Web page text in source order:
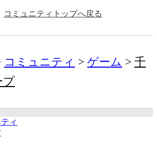
コミュニティトップへ戻る
コミュニティ ゲーム
千
プ
ィ